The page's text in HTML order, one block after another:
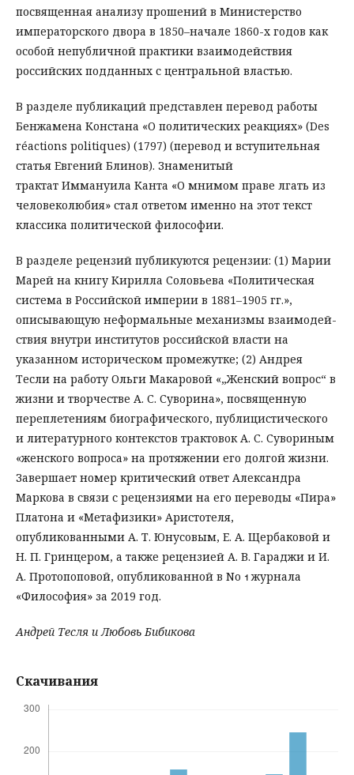
посвященная анализу прошений в Министерство
императорского двора в 1850–начале 1860-х годов как
особой непубличной практики взаимодействия
российских подданных с центральной властью.
В разделе публикаций представлен перевод работы
Бенжамена Констана «О политических реакциях» (Des
réactions politiques) (1797) (перевод и вступительная
статья Евгений Блинов). Знаменитый
трактат Иммануила Канта «О мнимом праве лгать из
человеколюбия» стал ответом именно на этот текст
классика политической философии.
В разделе рецензий публикуются рецензии: (1) Марии
Марей на книгу Кирилла Соловьева «Политическая
система в Российской империи в 1881–1905 гг.»,
описывающую неформальные механизмы взаимодей-
ствия внутри институтов российской власти на
указанном историческом промежутке; (2) Андрея
Тесли на работу Ольги Макаровой «„Женский вопрос“ в
жизни и творчестве А. С. Суворина», посвященную
переплетениям биографического, публицистического
и литературного контекстов трактовок А. С. Сувориным
«женского вопроса» на протяжении его долгой жизни.
Завершает номер критический ответ Александра
Маркова в связи с рецензиями на его переводы «Пира»
Платона и «Метафизики» Аристотеля,
опубликованными А. Т. Юнусовым, Е. А. Щербаковой и
Н. П. Гринцером, а также рецензией А. В. Гараджи и И.
А. Протопоповой, опубликованной в No  журнала
«Философия» за 2019 год.
Андрей Тесля и Любовь Бибикова
Скачивания